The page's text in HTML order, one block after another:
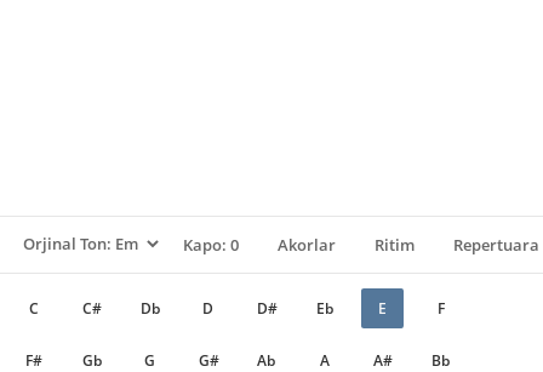
Kapo: 0 Akorlar Ritim Repertuara
C C# Db D D# Eb E F
F# Gb G G# Ab A A# Bb